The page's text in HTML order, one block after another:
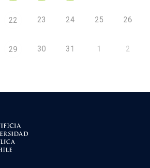
22 23 24 25 26
29 30 31 1 2